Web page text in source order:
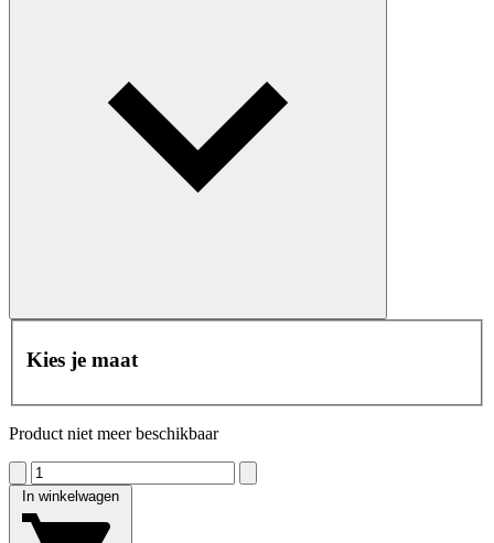
Kies je maat
Product niet meer beschikbaar
In winkelwagen